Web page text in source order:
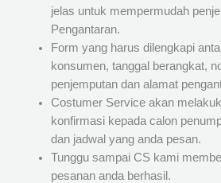
jelas untuk mempermudah
Pengantaran.
Form yang harus dilengkapi
konsumen, tanggal berangkat,
penjemputan dan alamat
Costumer Service akan
konfirmasi kepada calon
dan jadwal yang anda pesan.
Tunggu sampai CS kami
pesanan anda berhasil.